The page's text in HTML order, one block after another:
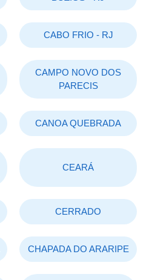
CABO FRIO - RJ
CAMPO NOVO DOS
PARECIS
CANOA QUEBRADA
CEARÁ
CERRADO
CHAPADA DO ARARIPE